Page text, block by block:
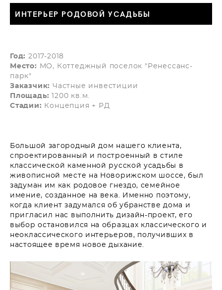
ИНТЕРЬЕР РОДОВОЙ УСАДЬБЫ
Год: 2017-2018
Место:
МО, Коттеджный поселок "Ренессанс-
парк"
Заказчик: Частные инвестиции
Площадь: 1200 кв.м.
Стадии: Концепция + РД
Большой загородный дом нашего клиента,
спроектированный и построенный в стиле
классической каменной русской усадьбы в
живописной месте на Новорижском шоссе, был
задуман им как родовое гнездо, семейное
имение, созданное на века. Именно поэтому,
когда клиент задумался об убранстве дома и
пригласил нас выполнить дизайн-проект, его
выбор остановился на образцах классического и
неоклассического интерьеров, получивших в
настоящее время новое дыхание.